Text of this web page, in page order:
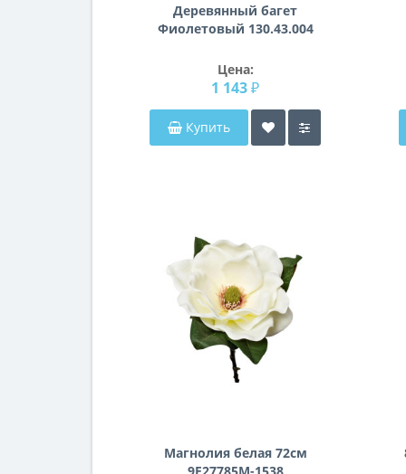
Деревянный багет
Фиолетовый 130.43.004
Цена:
1 143 ₽
Купить
Магнолия белая 72см